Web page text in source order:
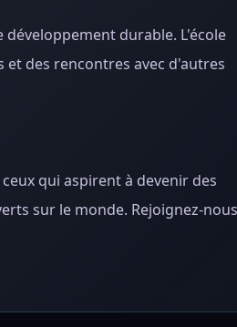
durable. L'école
des rencontres avec d'autres
qui aspirent à devenir des
sur le monde. Rejoignez-nous